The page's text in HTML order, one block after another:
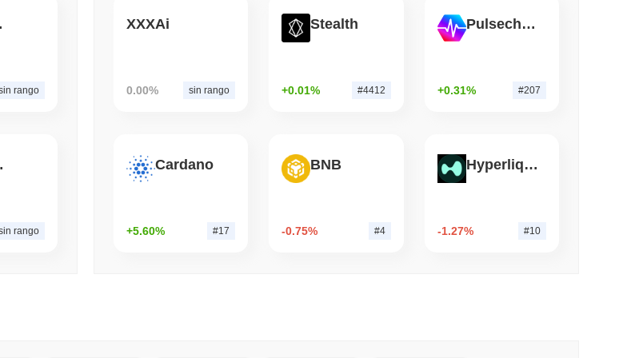
August 05 2026 3 minimo di lettura
l'esodo da LayerZero si avvicina a $15 miliardi
rango
rango
XXXAi
0.00% sin rango
Stealth
+0.01% #4412
Pulsechain
+0.31% #207
Cardano
+5.60% #17
BNB
-0.75% #4
Hyperliquid
-1.27% #10